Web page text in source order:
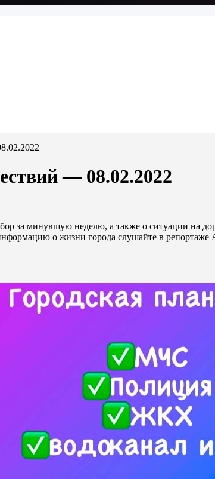
— 08.02.2022
за минувшую неделю, а также о ситуации на
о жизни города слушайте в репортаже